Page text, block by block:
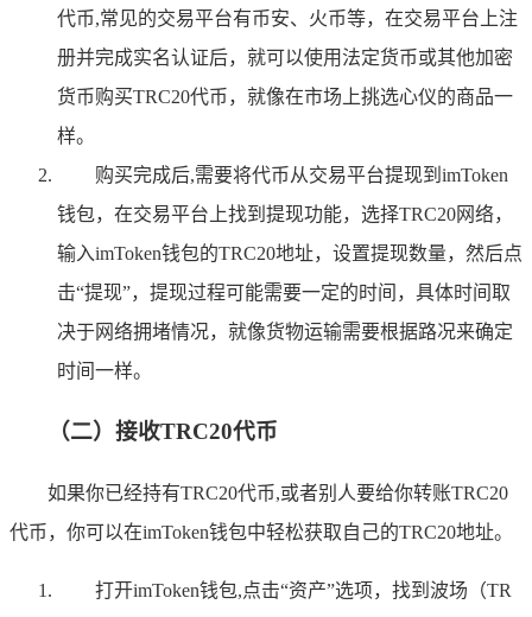
代币,常见的交易平台有币安、火币等，在交易平台上注
册并完成实名认证后，就可以使用法定货币或其他加密
货币购买TRC20代币，就像在市场上挑选心仪的商品一
样。
购买完成后,需要将代币从交易平台提现到imToken
钱包，在交易平台上找到提现功能，选择TRC20网络，
输入imToken钱包的TRC20地址，设置提现数量，然后点
击“提现”，提现过程可能需要一定的时间，具体时间取
决于网络拥堵情况，就像货物运输需要根据路况来确定
时间一样。
（二）接收TRC20代币
如果你已经持有TRC20代币,或者别人要给你转账TRC20
代币，你可以在imToken钱包中轻松获取自己的TRC20地址。
打开imToken钱包,点击“资产”选项，找到波场（TR